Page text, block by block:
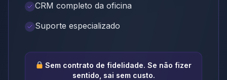
CRM completo da oficina
Suporte especializado
Sem contrato de fidelidade. Se não fizer
sentido, sai sem custo.